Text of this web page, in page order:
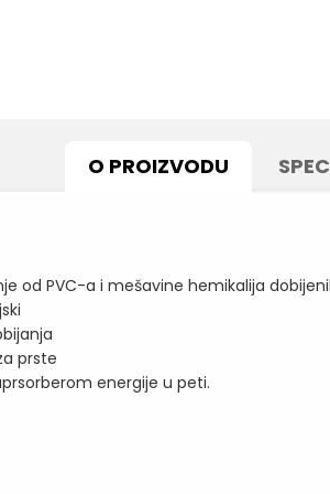
O PROIZVODU
od PVC-a i mešavine hemikalija
prste
energije u peti.